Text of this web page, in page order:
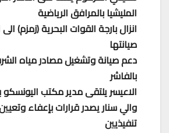
المليشيا بالمرافق الرياضية
انزال بارجة القوات البحرية (زمزم) الى
صيانتها
دعم صيانة وتشغيل مصادر مياه
بالفاشر
الاعيسر يلتقى مدير مكتب اليونسكو
والي سنار يصدر قرارات بإعفاء
تنفيذيين